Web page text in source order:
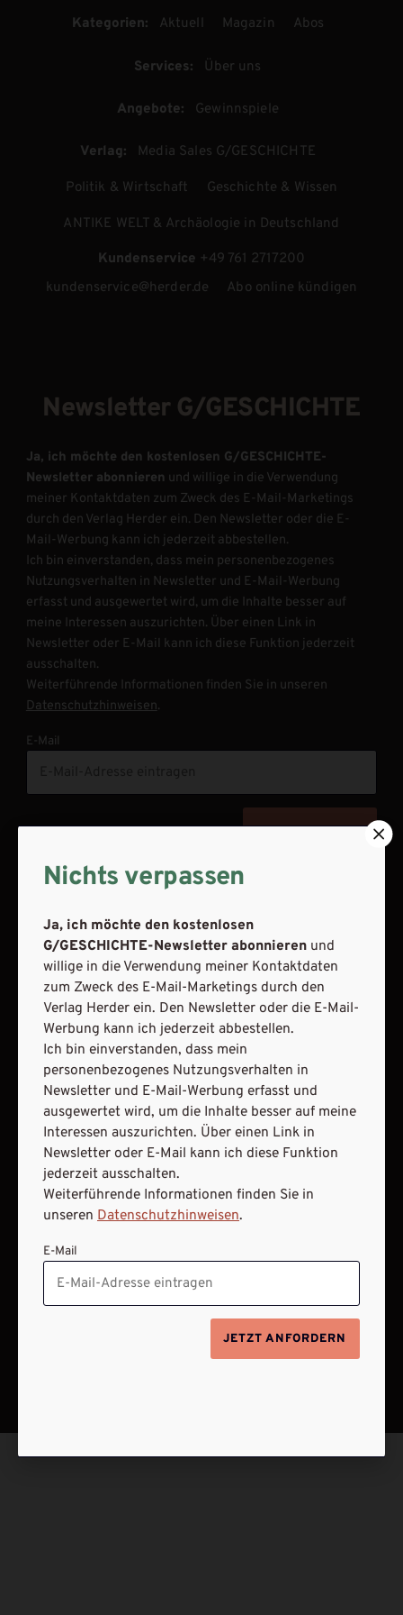
Kategorien: Aktuell Magazin Abos
Services: Über uns
Angebote: Gewinnspiele
Verlag: Media Sales G/GESCHICHTE
Politik & Wirtschaft Geschichte & Wissen
ANTIKE WELT & Archäologie in Deutschland
Kundenservice +49 761 2717200
kundenservice@herder.de
Abo online kündigen
Newsletter G/GESCHICHTE
Ja, ich möchte den kostenlosen G/GESCHICHTE-
Newsletter abonnieren und willige in die Verwendung
meiner Kontaktdaten zum Zweck des E-Mail-Marketings
durch den Verlag Herder ein. Den Newsletter oder die E-
Mail-Werbung kann ich jederzeit abbestellen.
Ich bin einverstanden, dass mein personenbezogenes
Nutzungsverhalten in Newsletter und E-Mail-Werbung
erfasst und ausgewertet wird, um die Inhalte besser auf
meine Interessen auszurichten. Über einen Link in
Newsletter oder E-Mail kann ich diese Funktion jederzeit
ausschalten.
Weiterführende Informationen finden Sie in unseren
Datenschutzhinweisen.
E-Mail
AGB und Widerrufsbelehrung
Datenschutz
Barrierefreiheit
Impressum
VERTRAG WIDERRUFEN
ABO ONLINE KÜNDIGEN
NACH OBEN
Nichts verpassen
Ja, ich möchte den kostenlosen
G/GESCHICHTE-Newsletter abonnieren und
willige in die Verwendung meiner Kontaktdaten
zum Zweck des E-Mail-Marketings durch den
Verlag Herder ein. Den Newsletter oder die E-Mail-
Werbung kann ich jederzeit abbestellen.
Ich bin einverstanden, dass mein
personenbezogenes Nutzungsverhalten in
Newsletter und E-Mail-Werbung erfasst und
ausgewertet wird, um die Inhalte besser auf meine
Interessen auszurichten. Über einen Link in
Newsletter oder E-Mail kann ich diese Funktion
jederzeit ausschalten.
Weiterführende Informationen finden Sie in
unseren Datenschutzhinweisen.
E-Mail
JETZT ANFORDERN